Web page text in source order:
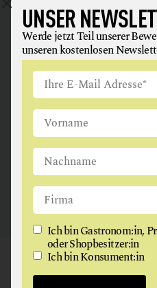
ANGUS &
FLEISCH + FLEISCHERZEUGNISSE
2326 Maria Lanzendorf
GAUMEN HOCH
UNSER
Werde jetzt Teil unserer
unseren kostenlosen
Ich bin Gastronom:in,
oder Shopbesitzer:in
Ich bin Konsument:in